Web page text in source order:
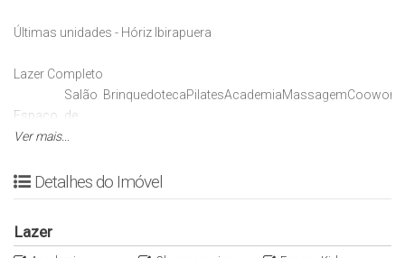
Últimas unidades - Hóriz Ibirapuera
Lazer Completo
Espaço
Gourmet
Salão
de
Festas
BrinquedotecaPilatesAcademiaMassagem
Plantas entre 231m² a 301m²
Áreas quadradas
planta excelente distribuída entre 301 m² , v
Ver mais...
Detalhes do Imóvel
Lazer